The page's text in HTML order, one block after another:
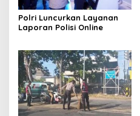
Polri Luncurkan Layanan
Laporan Polisi Online